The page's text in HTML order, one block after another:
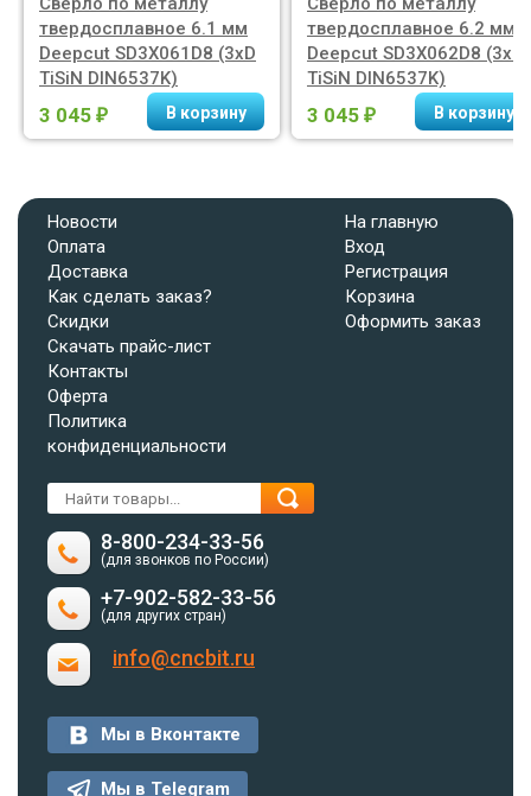
твердосплавное 6.1 мм
Deepcut SD3X061D8 (3xD
TiSiN DIN6537K)
3 045 ₽
твердосплавное 6.2 мм
Deepcut SD3X062D8 (3xD
TiSiN DIN6537K)
3 045 ₽
Новости
Оплата
Доставка
Как сделать заказ?
Скидки
Скачать прайс-лист
Контакты
Оферта
Политика
конфиденциальности
На главную
Вход
Регистрация
Корзина
Оформить заказ
8-800-234-33-56
(для звонков по России)
+7-902-582-33-56
(для других стран)
info@cncbit.ru
Мы в Вконтакте
Мы в Telegram